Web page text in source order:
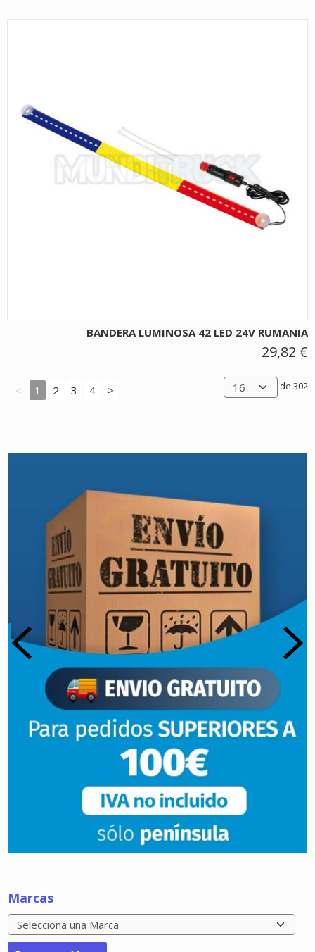
Marcas
BANDERA LUMINOSA 42 LED 24V RUMANIA
29,82 €
< 1 2 3 4 > de 302